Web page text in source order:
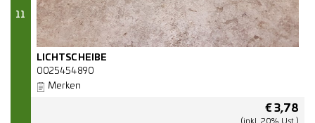
11
LICHTSCHEIBE
0025454890
Merken
€ 3,78